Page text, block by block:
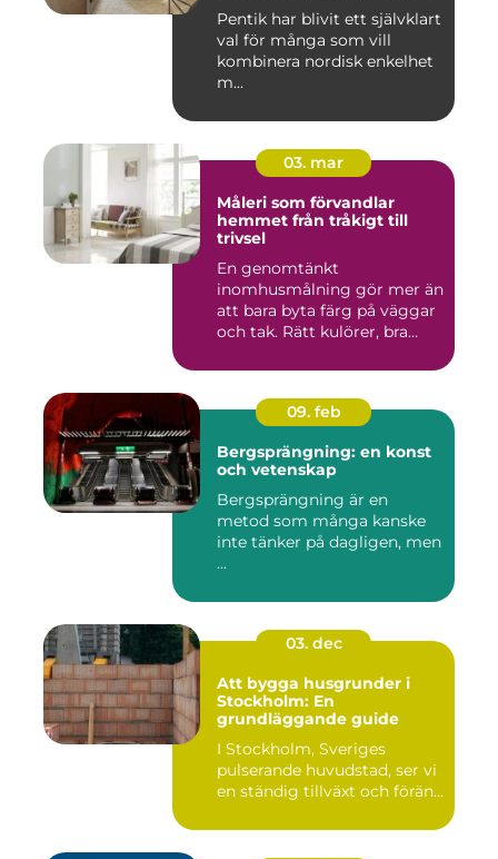
Pentik har blivit ett självklart
val för många som vill
kombinera nordisk enkelhet
m...
03. mar
Måleri som förvandlar
hemmet från tråkigt till
trivsel
En genomtänkt
inomhusmålning gör mer än
att bara byta färg på väggar
och tak. Rätt kulörer, bra
09. feb
Bergsprängning: en konst
och vetenskap
Bergsprängning är en
metod som många kanske
inte tänker på dagligen, men
...
03. dec
Att bygga husgrunder i
Stockholm: En
grundläggande guide
I Stockholm, Sveriges
pulserande huvudstad, ser vi
en ständig tillväxt och förän...